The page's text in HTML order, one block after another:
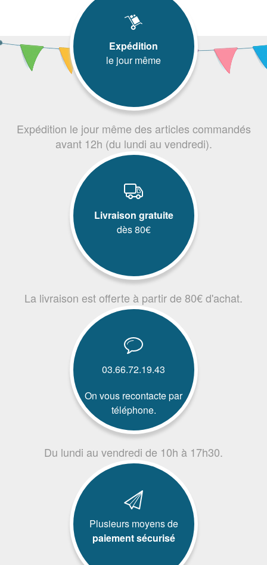
Expédition
le jour même
Expédition le jour même des articles commandés
avant 12h (du lundi au vendredi).
Livraison gratuite
dès 80€
La livraison est offerte à partir de 80€ d'achat.
03.66.72.19.43
On vous recontacte par
téléphone.
Du lundi au vendredi de 10h à 17h30.
Plusieurs moyens de
paiement sécurisé